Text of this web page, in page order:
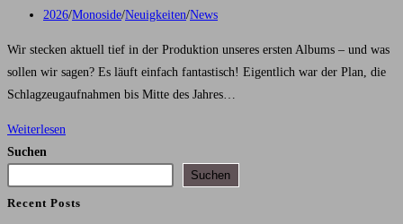
veröffentlicht:
Beitrags-
2026/Monoside/Neuigkeiten/News
Wir stecken aktuell tief in der Produktion unseres ersten Albums – und was
sollen wir sagen? Es läuft einfach fantastisch! Eigentlich war der Plan, die
Schlagzeugaufnahmen bis Mitte des Jahres…
Weiterlesen
Suchen
Suchen
Recent Posts